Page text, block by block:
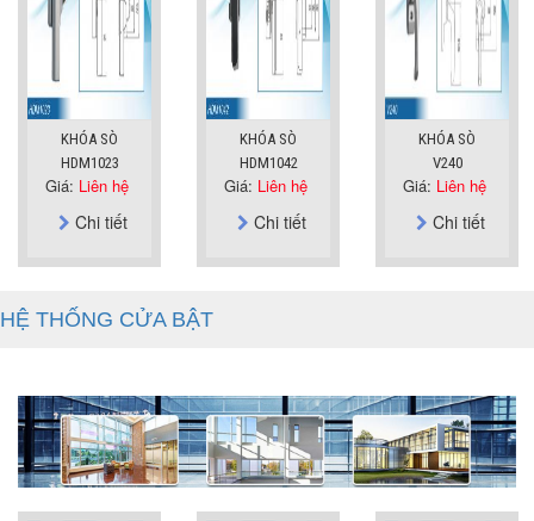
KHÓA SÒ
HDM1023
Giá: Liên hệ
Chi tiết
KHÓA SÒ
HDM1042
Giá: Liên hệ
Chi tiết
KHÓA SÒ
V240
Giá: Liên hệ
Chi tiết
HỆ THỐNG CỬA BẬT